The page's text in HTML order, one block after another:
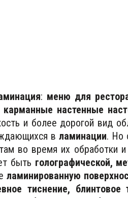
: меню для
настенные
и более дорогой вид
в ламинации. Но
во время их обработки и
быть голографической,
ламинированную
тиснение, блинтовое